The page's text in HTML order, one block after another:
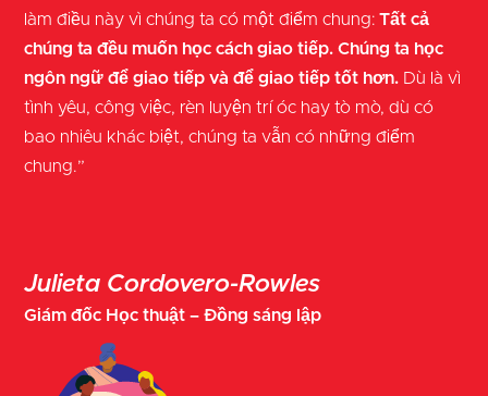
làm điều này vì chúng ta có một điểm chung:Tất cả
chúng ta đều muốn học cách giao tiếp. Chúng ta học
ngôn ngữ để giao tiếp và để giao tiếp tốt hơn. Dù là vì
tình yêu, công việc, rèn luyện trí óc hay tò mò, dù có
bao nhiêu khác biệt, chúng ta vẫn có những điểm
chung.”
Julieta Cordovero-Rowles
Giám đốc Học thuật – Đồng sáng lập